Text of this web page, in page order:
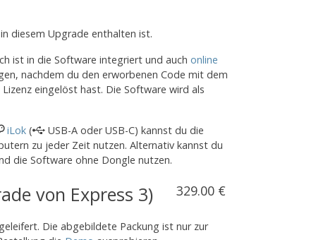
diesem Upgrade enthalten ist.
ist in die Software integriert und auch online
nachdem du den erworbenen Code mit dem
eingelöst hast. Die Software wird als
iLok (
USB-A oder USB-C) kannst du die
zu jeder Zeit nutzen. Alternativ kannst du
die Software ohne Dongle nutzen.
von Express 3) 329.00 €
Die abgebildete Packung ist nur zur